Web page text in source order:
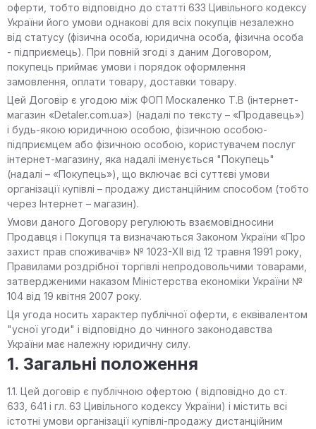
оферти, тобто відповідно до статті 633 Цивільного кодексу
України його умови однакові для всіх покупців незалежно
від статусу (фізична особа, юридична особа, фізична особа
- підприємець). При повній згоді з даним Договором,
покупець приймає умови і порядок оформлення
замовлення, оплати товару, доставки товару.
Цей Договір є угодою між ФОП Москаленко Т.В (інтернет-
магазин «Detaler.com.ua») (надалі по тексту – «Продавець»)
і будь-якою юридичною особою, фізичною особою-
підприємцем або фізичною особою, користувачем послуг
інтернет-магазину, яка надалі іменується "Покупець"
(надалі – «Покупець»), що включає всі суттєві умови
організації купівлі – продажу дистанційним способом (тобто
через Інтернет – магазин).
Умови даного Договору регулюють взаємовідносини
Продавця і Покупця та визначаються Законом України «Про
захист прав споживачів» № 1023-XII від 12 травня 1991 року,
Правилами роздрібної торгівлі непродовольчими товарами,
затвердженими наказом Міністерства економіки України №
104 від 19 квітня 2007 року.
Ця угода носить характер публічної оферти, є еквівалентом
"усної угоди" і відповідно до чинного законодавства
України має належну юридичну силу.
1. Загальні положення
1.1. Цей договір є публічною офертою ( відповідно до ст.
633, 641 і гл. 63 Цивільного кодексу України) і містить всі
істотні умови організації купівлі-продажу дистанційним